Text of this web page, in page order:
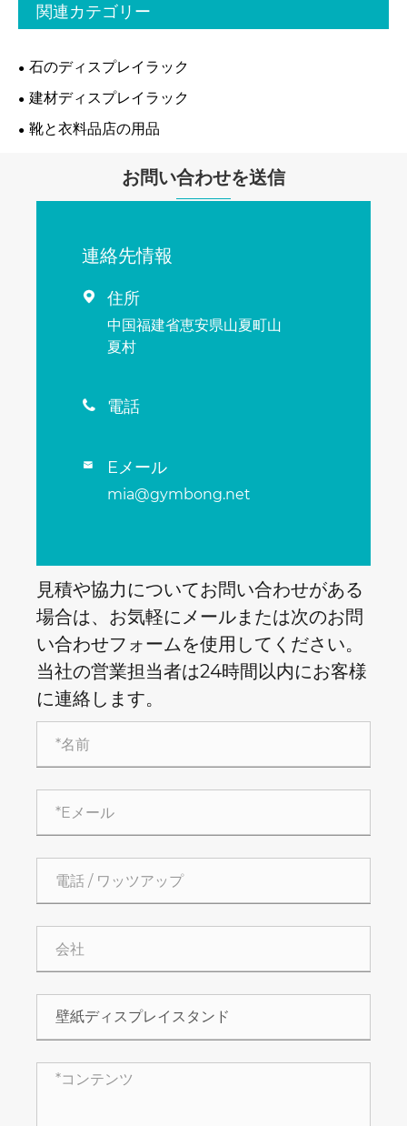
関連カテゴリー
石のディスプレイラック
建材ディスプレイラック
靴と衣料品店の用品
お問い合わせを送信
連絡先情報
 住所
中国福建省恵安県山夏町山
夏村
 電話
 Eメール
mia@gymbong.net
見積や協力についてお問い合わせがある
場合は、お気軽にメールまたは次のお問
い合わせフォームを使用してください。
当社の営業担当者は24時間以内にお客様
に連絡します。